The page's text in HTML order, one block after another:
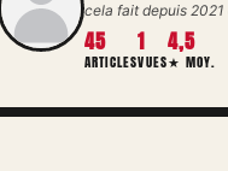
cela fait depuis
45
ARTICLES
1
VUES
4,5
★ MOY.